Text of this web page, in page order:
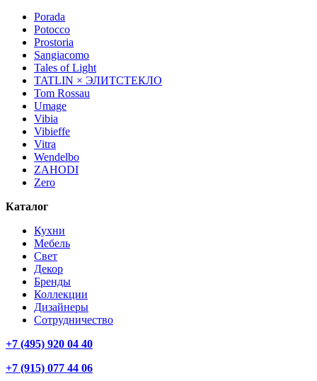
Porada
Potocco
Prostoria
Sangiacomo
Tales of Light
TATLIN × ЭЛИТСТЕКЛО
Tom Rossau
Umage
Vibia
Vibieffe
Vitra
Wendelbo
ZAHODI
Zero
Каталог
Кухни
Мебель
Свет
Декор
Бренды
Коллекции
Дизайнеры
Сотрудничество
+7 (495) 920 04 40
+7 (915) 077 44 06